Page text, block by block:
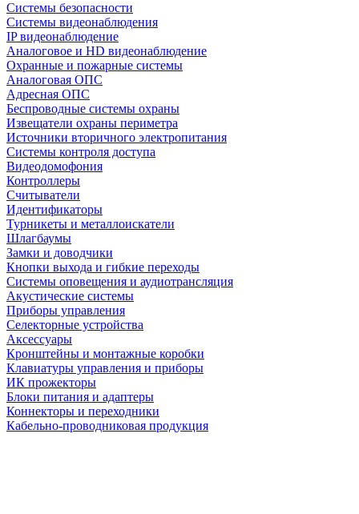
Системы безопасности
Системы видеонаблюдения
IP видеонаблюдение
Аналоговое и HD видеонаблюдение
Охранные и пожарные системы
Аналоговая ОПС
Адресная ОПС
Беспроводные системы охраны
Извещатели охраны периметра
Источники вторичного электропитания
Системы контроля доступа
Видеодомофония
Контроллеры
Считыватели
Идентификаторы
Турникеты и металлоискатели
Шлагбаумы
Замки и доводчики
Кнопки выхода и гибкие переходы
Системы оповещения и аудиотрансляция
Акустические системы
Приборы управления
Селекторные устройства
Аксессуары
Кронштейны и монтажные коробки
Клавиатуры управления и приборы
ИК прожекторы
Блоки питания и адаптеры
Коннекторы и переходники
Кабельно-проводниковая продукция